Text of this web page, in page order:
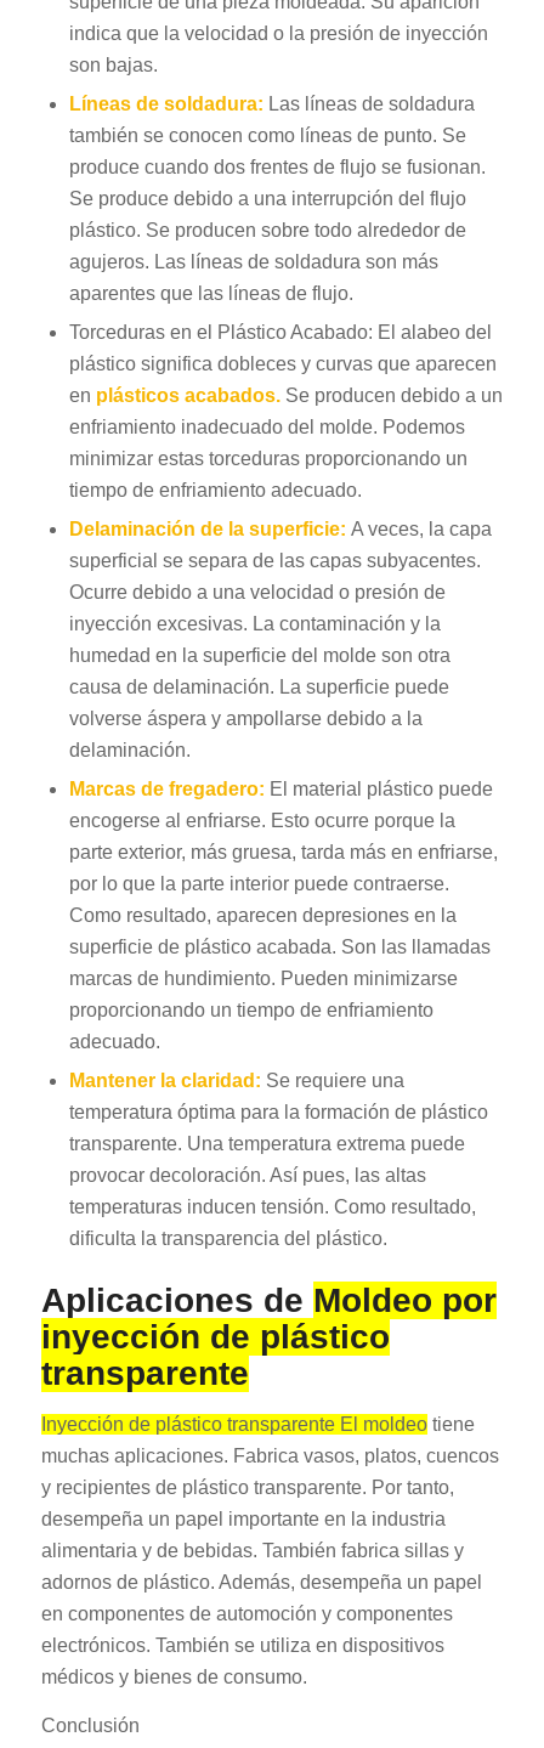
indica que la velocidad o la presión de inyección
son bajas.
Líneas de soldadura: Las líneas de soldadura
también se conocen como líneas de punto. Se
produce cuando dos frentes de flujo se fusionan.
Se produce debido a una interrupción del flujo
plástico. Se producen sobre todo alrededor de
agujeros. Las líneas de soldadura son más
aparentes que las líneas de flujo.
Torceduras en el Plástico Acabado: El alabeo del
plástico significa dobleces y curvas que aparecen
en plásticos acabados. Se producen debido a un
enfriamiento inadecuado del molde. Podemos
minimizar estas torceduras proporcionando un
tiempo de enfriamiento adecuado.
Delaminación de la superficie: A veces, la capa
superficial se separa de las capas subyacentes.
Ocurre debido a una velocidad o presión de
inyección excesivas. La contaminación y la
humedad en la superficie del molde son otra
causa de delaminación. La superficie puede
volverse áspera y ampollarse debido a la
delaminación.
Marcas de fregadero: El material plástico puede
encogerse al enfriarse. Esto ocurre porque la
parte exterior, más gruesa, tarda más en enfriarse,
por lo que la parte interior puede contraerse.
Como resultado, aparecen depresiones en la
superficie de plástico acabada. Son las llamadas
marcas de hundimiento. Pueden minimizarse
proporcionando un tiempo de enfriamiento
adecuado.
Mantener la claridad: Se requiere una
temperatura óptima para la formación de plástico
transparente. Una temperatura extrema puede
provocar decoloración. Así pues, las altas
temperaturas inducen tensión. Como resultado,
dificulta la transparencia del plástico.
Aplicaciones de Moldeo por
inyección de plástico
transparente
Inyección de plástico transparente El moldeotiene
muchas aplicaciones. Fabrica vasos, platos, cuencos
y recipientes de plástico transparente. Por tanto,
desempeña un papel importante en la industria
alimentaria y de bebidas. También fabrica sillas y
adornos de plástico. Además, desempeña un papel
en componentes de automoción y componentes
electrónicos. También se utiliza en dispositivos
médicos y bienes de consumo.
Conclusión